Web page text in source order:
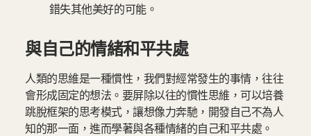
錯失其他美好的可能。
與自己的情緒和平共處
人類的思維是一種慣性，我們對經常發生的事情，往往
會形成固定的想法。要屏除以往的慣性思維，可以培養
跳脫框架的思考模式，讓想像力奔馳，開發自己不為人
知的那一面，進而學著與各種情緒的自己和平共處。